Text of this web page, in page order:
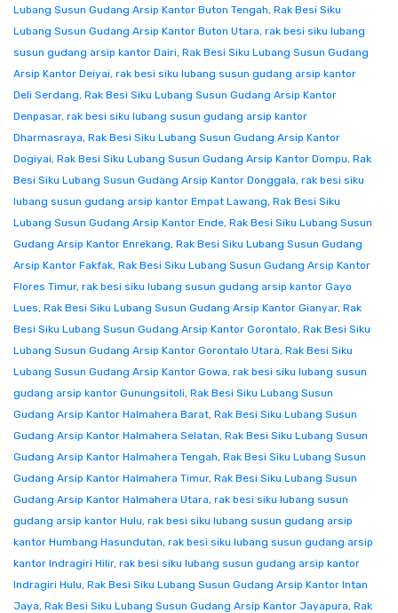
Lubang Susun Gudang Arsip Kantor Buton Tengah, Rak Besi Siku
Lubang Susun Gudang Arsip Kantor Buton Utara, rak besi siku lubang
susun gudang arsip kantor Dairi, Rak Besi Siku Lubang Susun Gudang
Arsip Kantor Deiyai, rak besi siku lubang susun gudang arsip kantor
Deli Serdang, Rak Besi Siku Lubang Susun Gudang Arsip Kantor
Denpasar, rak besi siku lubang susun gudang arsip kantor
Dharmasraya, Rak Besi Siku Lubang Susun Gudang Arsip Kantor
Dogiyai, Rak Besi Siku Lubang Susun Gudang Arsip Kantor Dompu, Rak
Besi Siku Lubang Susun Gudang Arsip Kantor Donggala, rak besi siku
lubang susun gudang arsip kantor Empat Lawang, Rak Besi Siku
Lubang Susun Gudang Arsip Kantor Ende, Rak Besi Siku Lubang Susun
Gudang Arsip Kantor Enrekang, Rak Besi Siku Lubang Susun Gudang
Arsip Kantor Fakfak, Rak Besi Siku Lubang Susun Gudang Arsip Kantor
Flores Timur, rak besi siku lubang susun gudang arsip kantor Gayo
Lues, Rak Besi Siku Lubang Susun Gudang Arsip Kantor Gianyar, Rak
Besi Siku Lubang Susun Gudang Arsip Kantor Gorontalo, Rak Besi Siku
Lubang Susun Gudang Arsip Kantor Gorontalo Utara, Rak Besi Siku
Lubang Susun Gudang Arsip Kantor Gowa, rak besi siku lubang susun
gudang arsip kantor Gunungsitoli, Rak Besi Siku Lubang Susun
Gudang Arsip Kantor Halmahera Barat, Rak Besi Siku Lubang Susun
Gudang Arsip Kantor Halmahera Selatan, Rak Besi Siku Lubang Susun
Gudang Arsip Kantor Halmahera Tengah, Rak Besi Siku Lubang Susun
Gudang Arsip Kantor Halmahera Timur, Rak Besi Siku Lubang Susun
Gudang Arsip Kantor Halmahera Utara, rak besi siku lubang susun
gudang arsip kantor Hulu, rak besi siku lubang susun gudang arsip
kantor Humbang Hasundutan, rak besi siku lubang susun gudang arsip
kantor Indragiri Hilir, rak besi siku lubang susun gudang arsip kantor
Indragiri Hulu, Rak Besi Siku Lubang Susun Gudang Arsip Kantor Intan
Jaya, Rak Besi Siku Lubang Susun Gudang Arsip Kantor Jayapura, Rak